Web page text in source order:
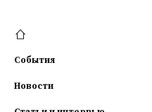
События
Новости